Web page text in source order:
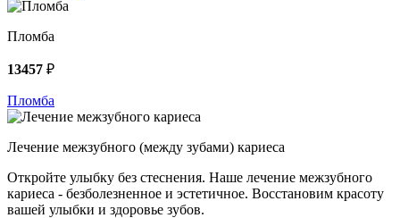
Пломба
13457 ₽
Пломба
Лечение межзубного (между зубами) кариеса
Откройте улыбку без стеснения. Наше лечение межзубного
кариеса - безболезненное и эстетичное. Восстановим красоту
вашей улыбки и здоровье зубов.